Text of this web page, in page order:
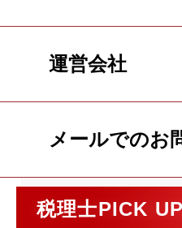
運営会社
メールでのお
税理士PICK